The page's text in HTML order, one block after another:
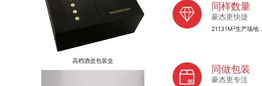
高档酒盒包装盒
同样数量
豪杰更快捷
21131M2生产场地
同做包装
豪杰更专注